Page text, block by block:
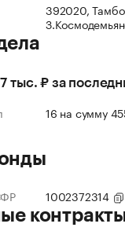
392020,
тыс. ₽ за
16 на сумму
1002372314